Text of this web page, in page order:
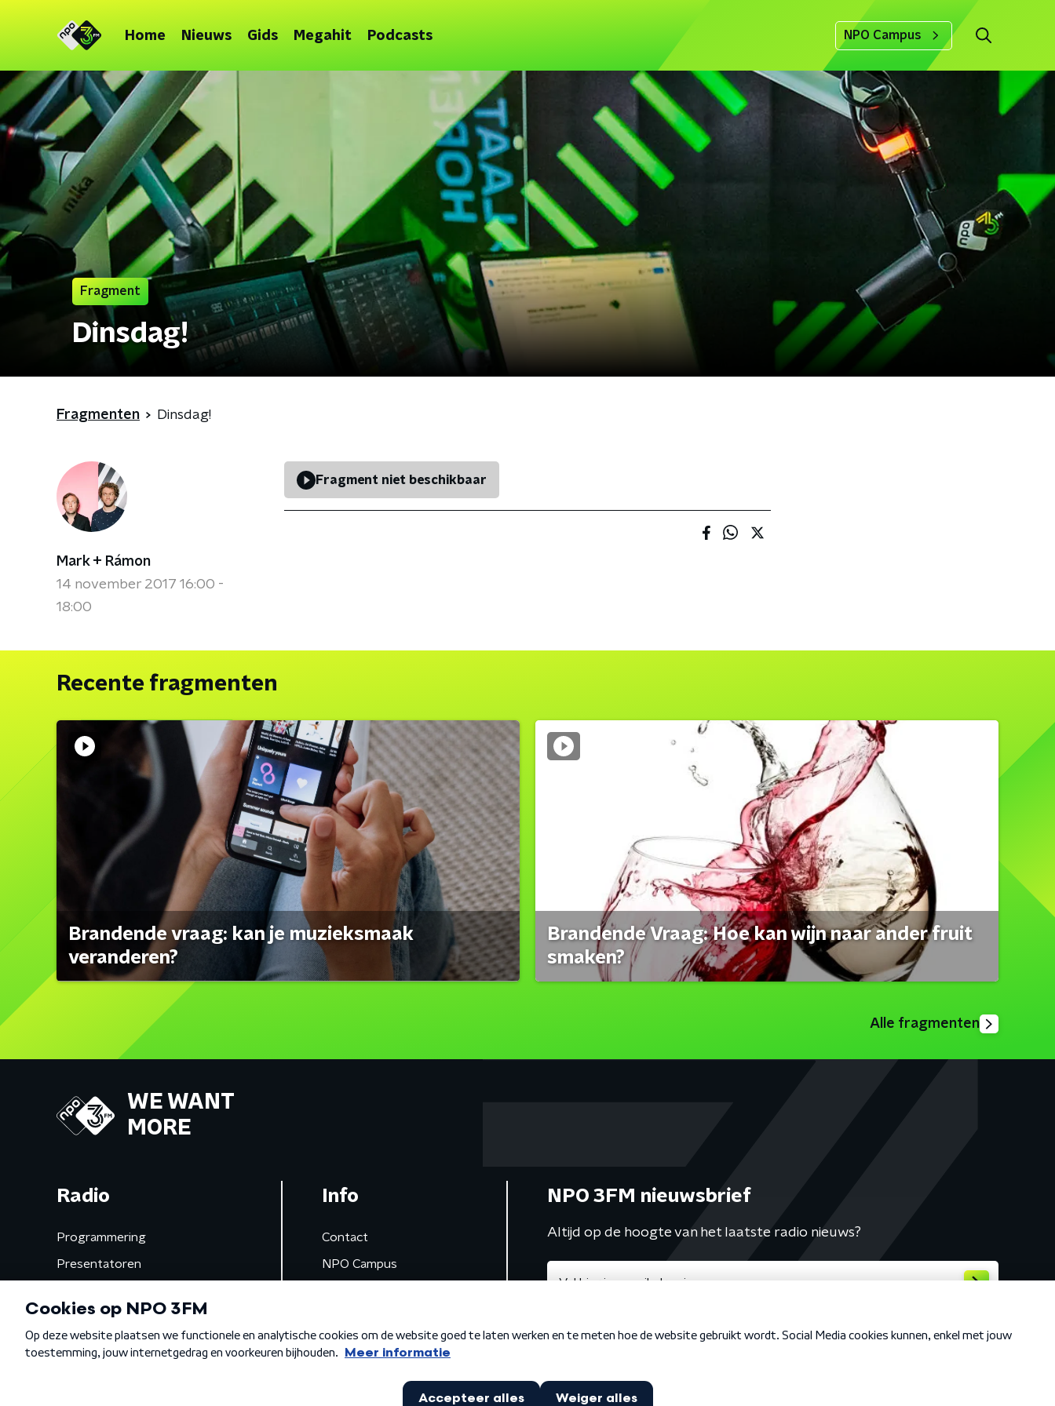
Home Nieuws Gids Megahit Podcasts NPO Campus
Fragment
Dinsdag!
Fragmenten Dinsdag!
Mark + Rámon
14 november 2017 16:00 -
18:00
Fragment niet beschikbaar
Recente fragmenten
Brandende vraag: kan je muzieksmaak
veranderen?
Brandende Vraag: Hoe kan wijn naar ander fruit
smaken?
Alle fragmenten
WE WANT
MORE
Radio
Programmering
Presentatoren
Gemist
Info
Contact
NPO Campus
NPO 3FM nieuwsbrief
Altijd op de hoogte van het laatste radio nieuws?
Algemene voorwaarden Privacybeleid